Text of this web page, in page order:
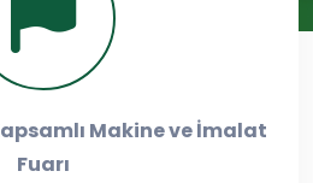
Makine ve İmalat
Fuarı